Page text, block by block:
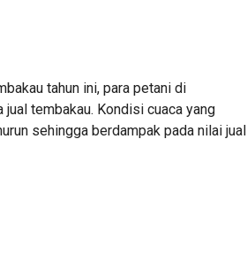
tahun ini, para petani di
jual tembakau. Kondisi cuaca yang
sehingga berdampak pada nilai jual